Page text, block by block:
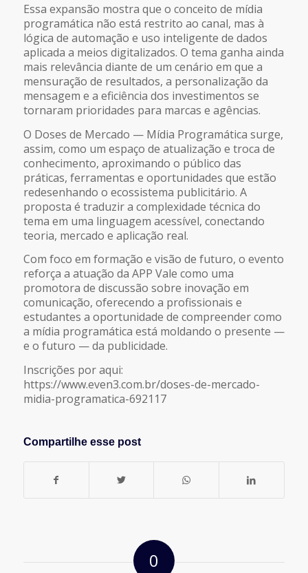
Essa expansão mostra que o conceito de mídia
programática não está restrito ao canal, mas à
lógica de automação e uso inteligente de dados
aplicada a meios digitalizados. O tema ganha ainda
mais relevância diante de um cenário em que a
mensuração de resultados, a personalização da
mensagem e a eficiência dos investimentos se
tornaram prioridades para marcas e agências.
O Doses de Mercado — Mídia Programática surge,
assim, como um espaço de atualização e troca de
conhecimento, aproximando o público das
práticas, ferramentas e oportunidades que estão
redesenhando o ecossistema publicitário. A
proposta é traduzir a complexidade técnica do
tema em uma linguagem acessível, conectando
teoria, mercado e aplicação real.
Com foco em formação e visão de futuro, o evento
reforça a atuação da APP Vale como uma
promotora de discussão sobre inovação em
comunicação, oferecendo a profissionais e
estudantes a oportunidade de compreender como
a mídia programática está moldando o presente —
e o futuro — da publicidade.
Inscrições por aqui:
https://www.even3.com.br/doses-de-mercado-
midia-programatica-692117
Compartilhe esse post
0